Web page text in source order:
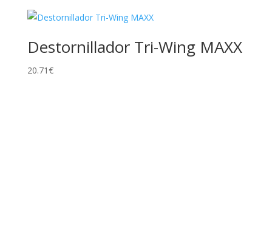
desde
9.90€
hasta
Destornillador Tri-Wing MAXX
20.71€